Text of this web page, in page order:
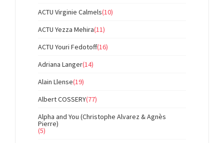
ACTU Virginie Calmels(10)
ACTU Yezza Mehira(11)
ACTU Youri Fedotoff(16)
Adriana Langer(14)
Alain Llense(19)
Albert COSSERY(77)
Alpha and You (Christophe Alvarez & Agnès
Pierre)
(5)